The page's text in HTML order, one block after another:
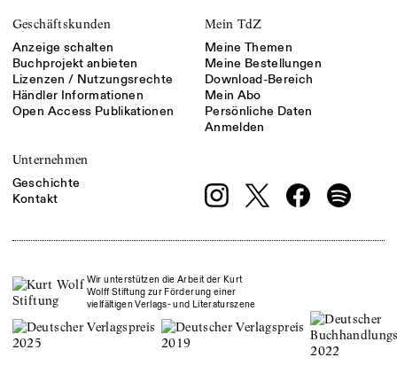
Geschäftskunden
Anzeige schalten
Buchprojekt anbieten
Lizenzen / Nutzungsrechte
Händler Informationen
Open Access Publikationen
Mein TdZ
Meine Themen
Meine Bestellungen
Download-Bereich
Mein Abo
Persönliche Daten
Anmelden
Unternehmen
Geschichte
Kontakt
Wir unterstützen die Arbeit der Kurt
Wolff Stiftung zur Förderung einer
vielfältigen Verlags- und Literaturszene